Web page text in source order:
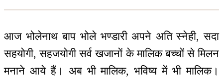
आज भोलेनाथ बाप भोले भण्डारी अपने अति स्नेही, सदा
सहयोगी, सहजयोगी सर्व खजानों के मालिक बच्चों से मिलन
मनाने आये हैं। अब भी मालिक, भविष्य में भी मालिक।